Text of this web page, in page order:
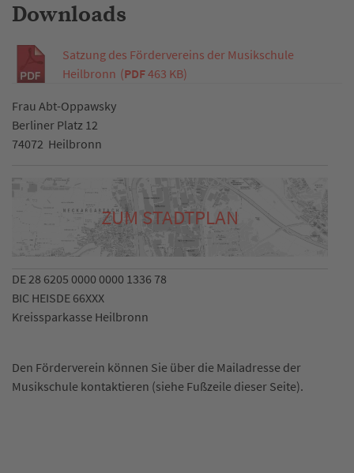
Downloads
Satzung des Fördervereins der Musikschule
Heilbronn (PDF463 KB)
Frau Abt-Oppawsky
Berliner Platz 12
74072 Heilbronn
ZUM STADTPLAN
DE 28 6205 0000 0000 1336 78
BIC HEISDE 66XXX
Kreissparkasse Heilbronn
Den Förderverein können Sie über die Mailadresse der
Musikschule kontaktieren (siehe Fußzeile dieser Seite).